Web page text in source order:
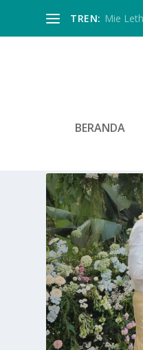
TREN: Mie
BERANDA